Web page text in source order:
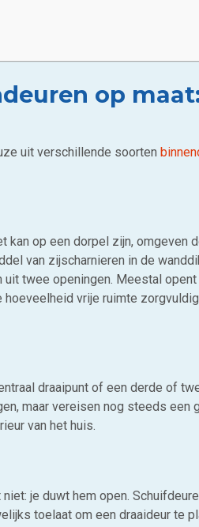
op
uit verschillende soorten
kan op een dorpel zijn, omgeven
van zijscharnieren in de
twee openingen. Meestal
hoeveelheid vrije ruimte
draaipunt of een derde of
maar vereisen nog steeds een
van het huis.
je duwt hem open.
toelaat om een draaideur te